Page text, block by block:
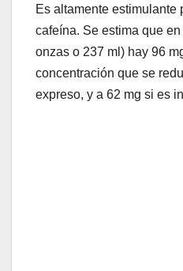
Es altamente estimulante
cafeína. Se estima que
onzas o 237 ml) hay 96
concentración que se
expreso, y a 62 mg si es